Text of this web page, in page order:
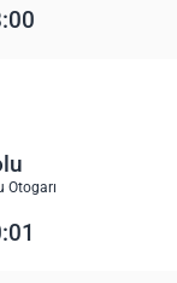
Otogarı